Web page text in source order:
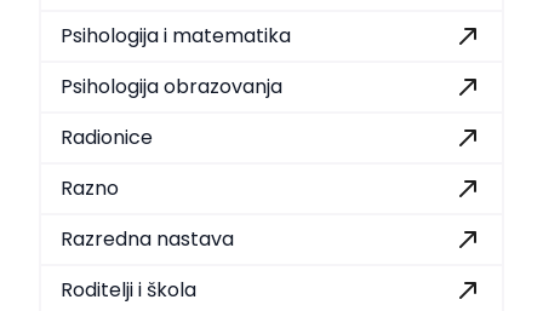
Psihologija i matematika
Psihologija obrazovanja
Radionice
Razno
Razredna nastava
Roditelji i škola